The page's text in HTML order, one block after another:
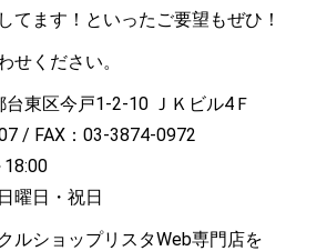
てます！といったご要望もぜひ！
せください。
東区今戸1-2-10 ＪＫビル4Ｆ
/ FAX：03-3874-0972
曜日・祝日
ルショップリスタWeb専門店を